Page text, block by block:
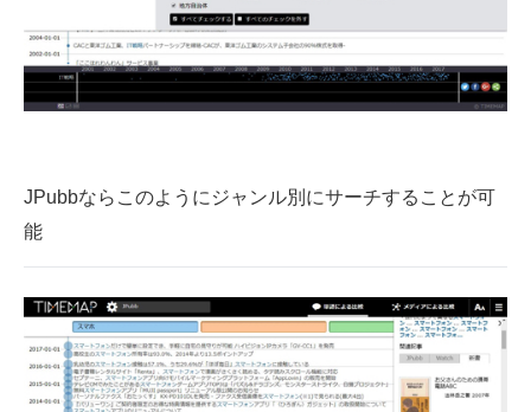
JPubbならこのようにジャンル別にサーチすることが可
能